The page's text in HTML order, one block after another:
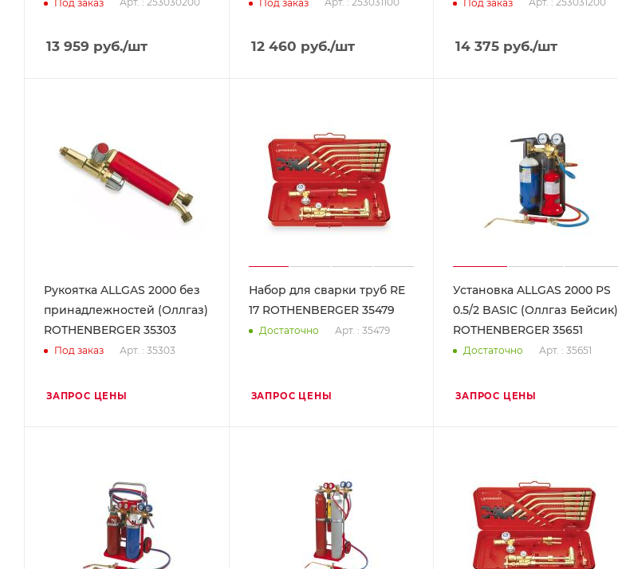
Под заказ
13 959 руб./шт
Под заказ
12 460 руб./шт
Под заказ
14 375 руб./шт
Рукоятка ALLGAS 2000 без
принадлежностей (Оллгаз)
ROTHENBERGER 35303
Под заказ Арт. : 35303
ЗАПРОС ЦЕНЫ
Набор для сварки труб RE
17 ROTHENBERGER 35479
Достаточно Арт. : 35479
ЗАПРОС ЦЕНЫ
Установка ALLGAS 2000 PS
0.5/2 BASIC (Оллгаз Бейсик)
ROTHENBERGER 35651
Достаточно Арт. : 35651
ЗАПРОС ЦЕНЫ